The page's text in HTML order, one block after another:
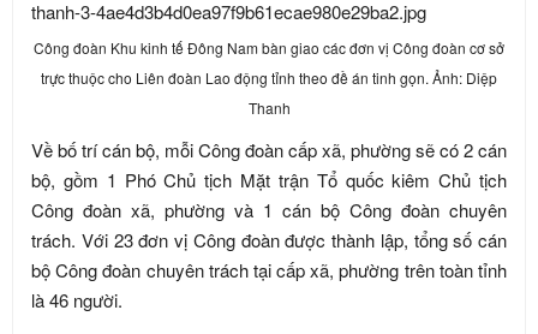
Công đoàn Khu kinh tế Đông Nam bàn giao các đơn vị Công đoàn cơ sở
trực thuộc cho Liên đoàn Lao động tỉnh theo đề án tinh gọn. Ảnh: Diệp
Thanh
Về bố trí cán bộ, mỗi Công đoàn cấp xã, phường sẽ có 2 cán
bộ, gồm 1 Phó Chủ tịch Mặt trận Tổ quốc kiêm Chủ tịch
Công đoàn xã, phường và 1 cán bộ Công đoàn chuyên
trách. Với 23 đơn vị Công đoàn được thành lập, tổng số cán
bộ Công đoàn chuyên trách tại cấp xã, phường trên toàn tỉnh
là 46 người.